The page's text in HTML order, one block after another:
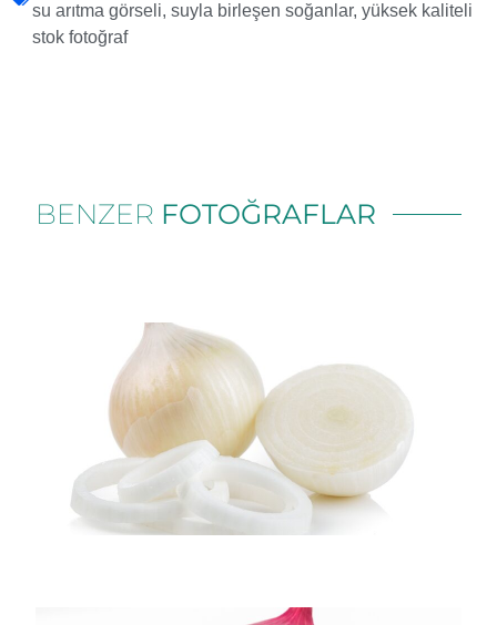
su arıtma görseli, suyla birleşen soğanlar, yüksek kaliteli
stok fotoğraf
BENZER FOTOĞRAFLAR